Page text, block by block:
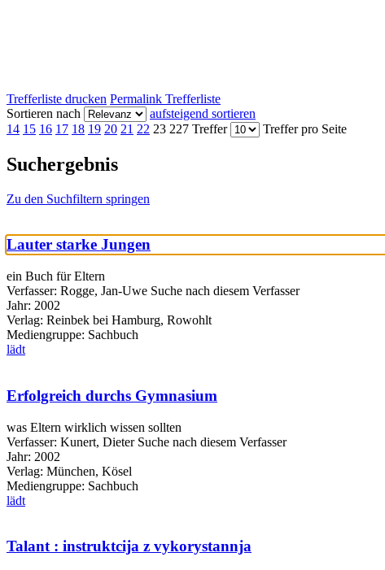
Trefferliste drucken Permalink Trefferliste
Sortieren nach
aufsteigend sortieren
14 15 16 17 18 19 20 21 22 23 227 Treffer Treffer pro Seite
Suchergebnis
Zu den Suchfiltern springen
Lauter starke Jungen
ein Buch für Eltern
Verfasser: Rogge, Jan-Uwe Suche nach diesem Verfasser
Jahr: 2002
Verlag: Reinbek bei Hamburg, Rowohlt
Mediengruppe: Sachbuch
lädt
Erfolgreich durchs Gymnasium
was Eltern wirklich wissen sollten
Verfasser: Kunert, Dieter Suche nach diesem Verfasser
Jahr: 2002
Verlag: München, Kösel
Mediengruppe: Sachbuch
lädt
Talant : instruktcija z vykorystannja